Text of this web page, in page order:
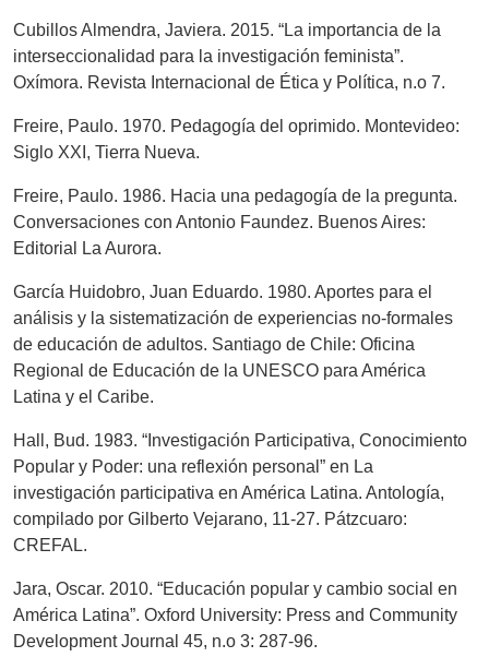
Cubillos Almendra, Javiera. 2015. “La importancia de la
interseccionalidad para la investigación feminista”.
Oxímora. Revista Internacional de Ética y Política, n.o 7.
Freire, Paulo. 1970. Pedagogía del oprimido. Montevideo:
Siglo XXI, Tierra Nueva.
Freire, Paulo. 1986. Hacia una pedagogía de la pregunta.
Conversaciones con Antonio Faundez. Buenos Aires:
Editorial La Aurora.
García Huidobro, Juan Eduardo. 1980. Aportes para el
análisis y la sistematización de experiencias no-formales
de educación de adultos. Santiago de Chile: Oficina
Regional de Educación de la UNESCO para América
Latina y el Caribe.
Hall, Bud. 1983. “Investigación Participativa, Conocimiento
Popular y Poder: una reflexión personal” en La
investigación participativa en América Latina. Antología,
compilado por Gilberto Vejarano, 11-27. Pátzcuaro:
CREFAL.
Jara, Oscar. 2010. “Educación popular y cambio social en
América Latina”. Oxford University: Press and Community
Development Journal 45, n.o 3: 287-96.